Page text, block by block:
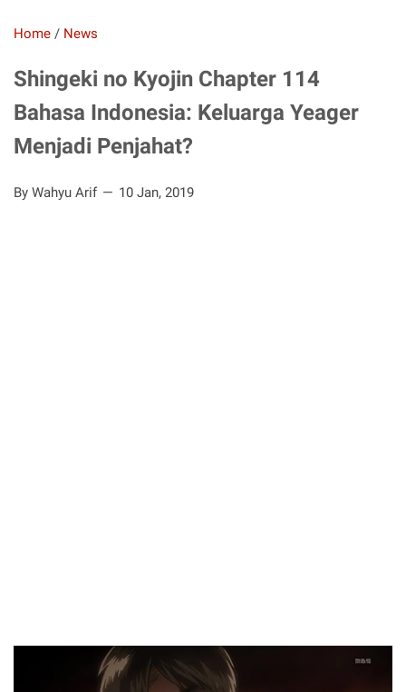
Home / News
Shingeki no Kyojin Chapter 114
Bahasa Indonesia: Keluarga Yeager
Menjadi Penjahat?
By Wahyu Arif 10 Jan, 2019